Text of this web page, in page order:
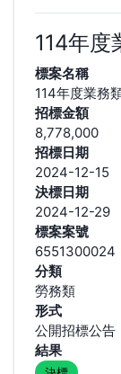
114年度
標案名稱
114年度業務
招標金額
8,778,000
招標日期
2024-12-15
決標日期
2024-12-29
標案案號
6551300024
分類
勞務類
形式
公開招標公告
結果